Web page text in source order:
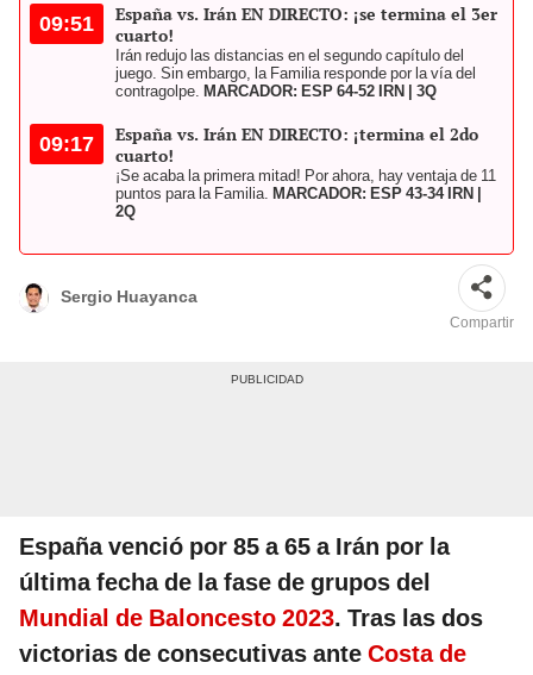
09:51
España vs. Irán EN DIRECTO: ¡se termina el 3er
cuarto!
Irán redujo las distancias en el segundo capítulo del
juego. Sin embargo, la Familia responde por la vía del
contragolpe. MARCADOR: ESP 64-52 IRN | 3Q
09:17
España vs. Irán EN DIRECTO: ¡termina el 2do
cuarto!
¡Se acaba la primera mitad! Por ahora, hay ventaja de 11
puntos para la Familia. MARCADOR: ESP 43-34 IRN |
2Q
Sergio Huayanca
Compartir
España venció por 85 a 65 a Irán por la
última fecha de la fase de grupos del
Mundial de Baloncesto 2023. Tras las dos
victorias de consecutivas ante Costa de